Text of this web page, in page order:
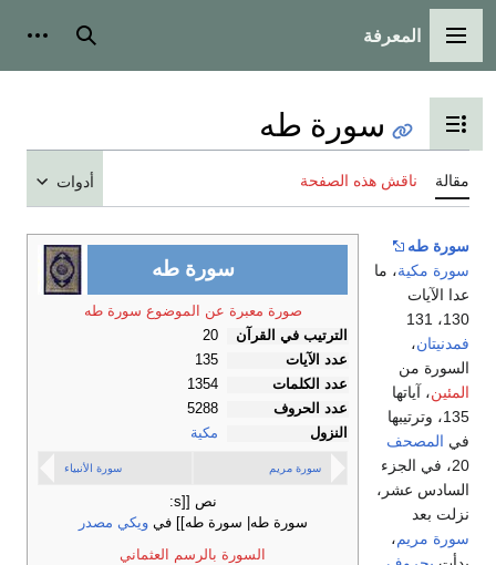
القائمة الرئيسية
المعرفة بحث
تبديل عرض جدول المحتويات
سورة طه
مقالة ناقش هذه الصفحة أدوات
سورة طه
صورة معبرة عن الموضوع سورة طه
الترتيب في القرآن
20
عدد الآيات
135
عدد الكلمات
1354
عدد الحروف
5288
النزول
مكية
سورة مريم سورة الأنبياء
نص [[s:
سورة طه| سورة طه]] فيويكي مصدر
السورة بالرسم العثماني
سورة طه
سورة مكية، ما
عدا الآيات
130، 131
فمدنيتان،
السورة من
المئين، آياتها
135، وترتيبها
في المصحف
20، في الجزء
السادس عشر،
نزلت بعد
سورة مريم،